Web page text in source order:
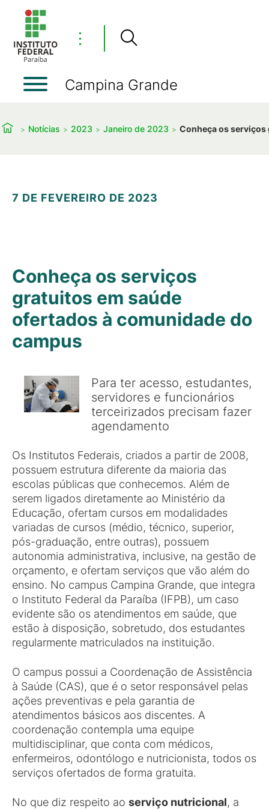
⋮
Campina Grande
Notícias 2023 Janeiro de 2023 Conheça os
7 DE FEVEREIRO DE 2023
Conheça os serviços
gratuitos em saúde
ofertados à comunidade do
campus
Para ter acesso, estudantes,
servidores e funcionários
terceirizados precisam fazer
agendamento
Os Institutos Federais, criados a partir de 2008,
possuem estrutura diferente da maioria das
escolas públicas que conhecemos. Além de
serem ligados diretamente ao Ministério da
Educação, ofertam cursos em modalidades
variadas de cursos (médio, técnico, superior,
pós-graduação, entre outras), possuem
autonomia administrativa, inclusive, na gestão de
orçamento, e ofertam serviços que vão além do
ensino. No campus Campina Grande, que integra
o Instituto Federal da Paraíba (IFPB), um caso
evidente são os atendimentos em saúde, que
estão à disposição, sobretudo, dos estudantes
regularmente matriculados na instituição.
O campus possui a Coordenação de Assistência
à Saúde (CAS), que é o setor responsável pelas
ações preventivas e pela garantia de
atendimentos básicos aos discentes. A
coordenação contempla uma equipe
multidisciplinar, que conta com médicos,
enfermeiros, odontólogo e nutricionista, todos os
serviços ofertados de forma gratuita.
No que diz respeito ao serviço nutricional, a